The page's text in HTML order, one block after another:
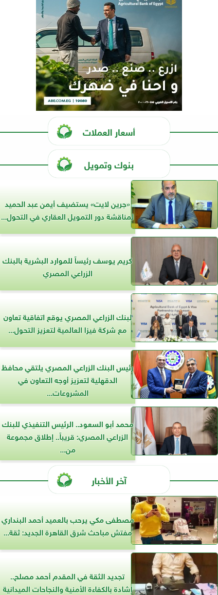
أسعار العملات
بنوك وتمويل
«جرين لايت» يستضيف أيمن عبد الحميد
لمناقشة دور التمويل العقاري في التحول...
كريم يوسف رئيساً للموارد البشرية بالبنك
الزراعي المصري
لبنك الزراعي المصري يوقع اتفاقية تعاون
مع شركة فيزا العالمية لتعزيز التحول...
رئيس البنك الزراعي المصري يلتقي محافظ
الدقهلية لتعزيز أوجه التعاون في
المشروعات...
محمد أبو السعود.. الرئيس التنفيذي للبنك
الزراعي المصري: قريباً.. إطلاق مجموعة
من...
آخر الأخبار
مصطفى مكي يرحب بالعميد أحمد البنداري
مفتش مباحث شرق القاهرة الجديد: ثقة...
تجديد الثقة في المقدم أحمد مصلح..
إشادة بالكفاءة الأمنية والنجاحات الميدانية